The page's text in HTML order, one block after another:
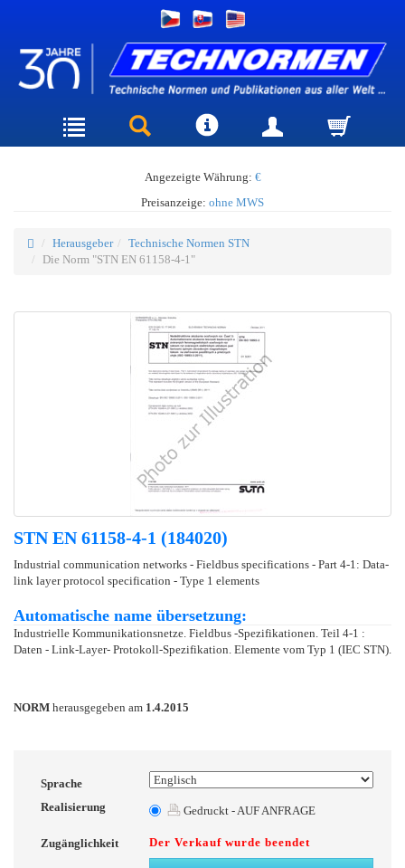
Angezeigte Währung: €
Preisanzeige: ohne MWS
Herausgeber
Technische Normen STN
Die Norm "STN EN 61158-4-1"
STN EN 61158-4-1 (184020)
Industrial communication networks - Fieldbus specifications - Part 4-1: Data-
link layer protocol specification - Type 1 elements
Automatische name übersetzung:
Industrielle Kommunikationsnetze. Fieldbus -Spezifikationen. Teil 4-1 :
Daten - Link-Layer- Protokoll-Spezifikation. Elemente vom Typ 1 (IEC STN).
NORM herausgegeben am 1.4.2015
Sprache
Realisierung
Gedruckt - AUF ANFRAGE
Zugänglichkeit Der Verkauf wurde beendet